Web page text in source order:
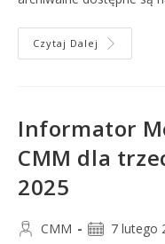
Czytaj Dalej
Informator
CMM dla
2025
CMM 7 lutego